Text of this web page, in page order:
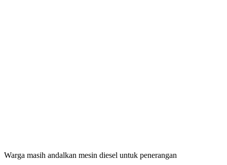
Warga masih andalkan mesin diesel untuk penerangan